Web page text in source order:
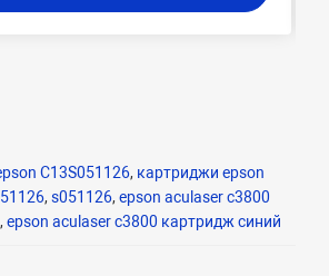
C13S051126, картриджи epson
, s051126, epson aculaser c3800
, epson aculaser c3800 картридж синий